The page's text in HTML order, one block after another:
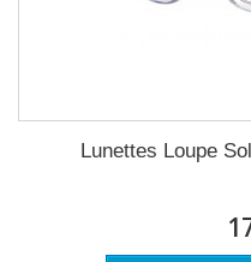
Lunettes Loupe